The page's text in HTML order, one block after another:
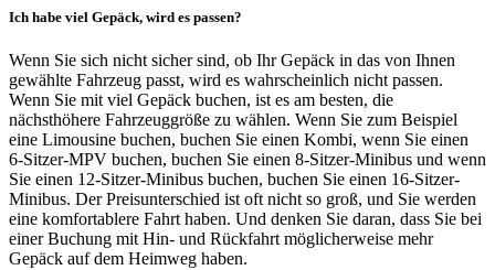
Ich habe viel Gepäck, wird es passen?
Wenn Sie sich nicht sicher sind, ob Ihr Gepäck in das von Ihnen
gewählte Fahrzeug passt, wird es wahrscheinlich nicht passen.
Wenn Sie mit viel Gepäck buchen, ist es am besten, die
nächsthöhere Fahrzeuggröße zu wählen. Wenn Sie zum Beispiel
eine Limousine buchen, buchen Sie einen Kombi, wenn Sie einen
6-Sitzer-MPV buchen, buchen Sie einen 8-Sitzer-Minibus und wenn
Sie einen 12-Sitzer-Minibus buchen, buchen Sie einen 16-Sitzer-
Minibus. Der Preisunterschied ist oft nicht so groß, und Sie werden
eine komfortablere Fahrt haben. Und denken Sie daran, dass Sie bei
einer Buchung mit Hin- und Rückfahrt möglicherweise mehr
Gepäck auf dem Heimweg haben.